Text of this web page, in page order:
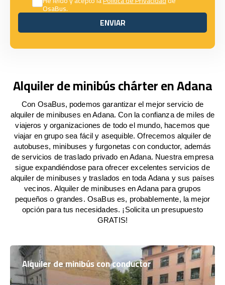
OsaBus.
ENVIAR
ENVIAR
Alquiler de minibús chárter en Adana
Con OsaBus, podemos garantizar el mejor servicio de
alquiler de minibuses en Adana. Con la confianza de miles de
viajeros y organizaciones de todo el mundo, hacemos que
viajar en grupo sea fácil y asequible. Ofrecemos alquiler de
autobuses, minibuses y furgonetas con conductor, además
de servicios de traslado privado en Adana. Nuestra empresa
sigue expandiéndose para ofrecer excelentes servicios de
alquiler de minibuses y traslados en toda Adana y sus países
vecinos. Alquiler de minibuses en Adana para grupos
pequeños o grandes. OsaBus es, probablemente, la mejor
opción para tus necesidades. ¡Solicita un presupuesto
GRATIS!
Alquiler de minibús con conductor